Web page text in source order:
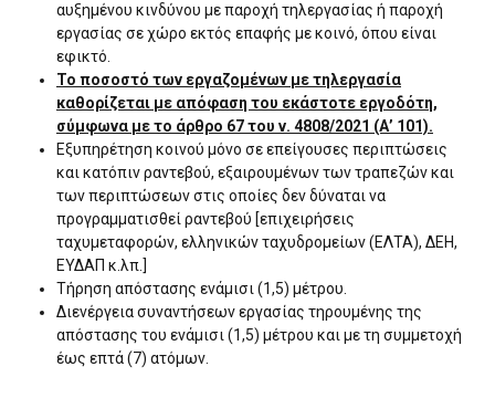
αυξημένου κινδύνου με παροχή τηλεργασίας ή παροχή
εργασίας σε χώρο εκτός επαφής με κοινό, όπου είναι
εφικτό.
Το ποσοστό των εργαζομένων με τηλεργασία
καθορίζεται με απόφαση του εκάστοτε εργοδότη,
σύμφωνα με το άρθρο 67 του ν. 4808/2021 (Α’ 101).
Εξυπηρέτηση κοινού μόνο σε επείγουσες περιπτώσεις
και κατόπιν ραντεβού, εξαιρουμένων των τραπεζών και
των περιπτώσεων στις οποίες δεν δύναται να
προγραμματισθεί ραντεβού [επιχειρήσεις
ταχυμεταφορών, ελληνικών ταχυδρομείων (ΕΛΤΑ), ΔΕΗ,
ΕΥΔΑΠ κ.λπ.]
Τήρηση απόστασης ενάμισι (1,5) μέτρου.
Διενέργεια συναντήσεων εργασίας τηρουμένης της
απόστασης του ενάμισι (1,5) μέτρου και με τη συμμετοχή
έως επτά (7) ατόμων.